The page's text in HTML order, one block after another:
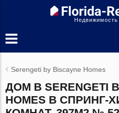
Serengeti by Biscayne Homes
ДОМ В SERENGETI
HOMES В СПРИНГ-